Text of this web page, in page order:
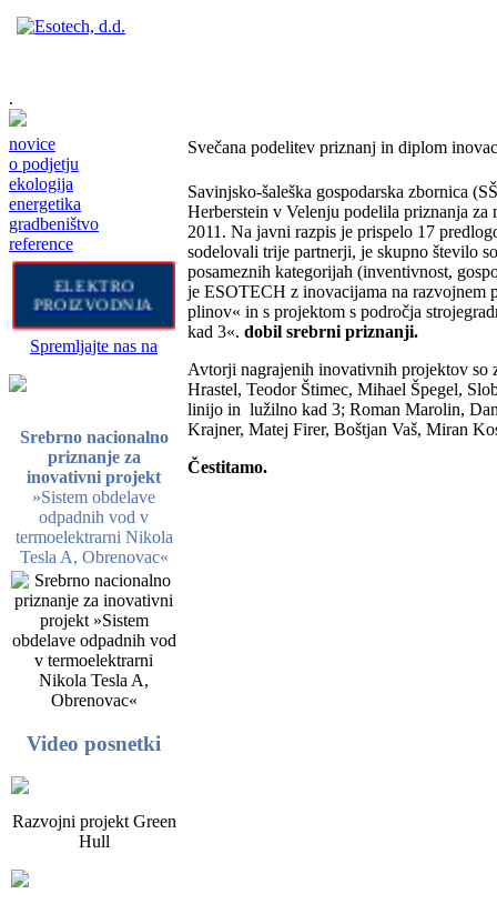
.
novice
o podjetju
ekologija
energetika
gradbeništvo
reference
ELEKTRO
PROIZVODNJA
Spremljajte nas na
Srebrno nacionalno
priznanje za
inovativni projekt
»Sistem obdelave
odpadnih vod v
termoelektrarni Nikola
Tesla A, Obrenovac«
Video posnetki
Razvojni projekt Green
Hull
Svečana podelitev priznanj in diplom
Savinjsko-šaleška gospodarska zbornica
Herberstein v Velenju podelila priznanja
2011. Na javni razpis je prispelo 17
sodelovali trije partnerji, je skupno število
posameznih kategorijah (inventivnost,
je ESOTECH z inovacijama na razvojnem
plinov« in s projektom s področja
kad 3«. dobil srebrni priznanji.
Avtorji nagrajenih inovativnih projektov so
Hrastel, Teodor Štimec, Mihael Špegel,
linijo in lužilno kad 3; Roman Marolin,
Krajner, Matej Firer, Boštjan Vaš, Miran
Čestitamo.